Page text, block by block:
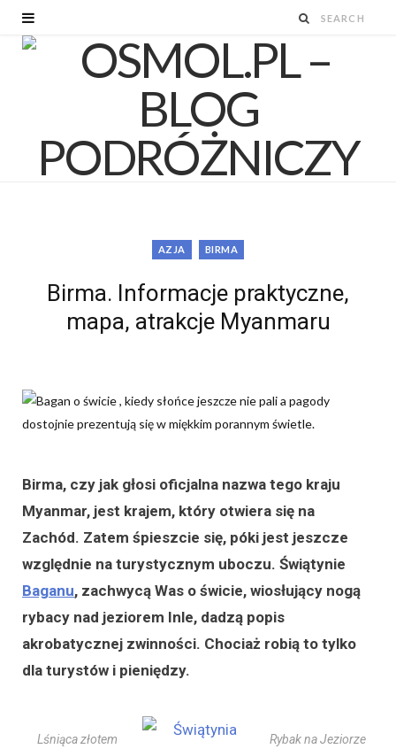
AZJA BIRMA
Birma. Informacje praktyczne,
mapa, atrakcje Myanmaru
Birma, czy jak głosi oficjalna nazwa tego kraju
Myanmar, jest krajem, który otwiera się na
Zachód. Zatem śpieszcie się, póki jest jeszcze
względnie na turystycznym uboczu. Świątynie
Baganu, zachwycą Was o świcie, wiosłujący nogą
rybacy nad jeziorem Inle, dadzą popis
akrobatycznej zwinności. Chociaż robią to tylko
dla turystów i pieniędzy.
Lśniąca złotem
Rybak na Jeziorze